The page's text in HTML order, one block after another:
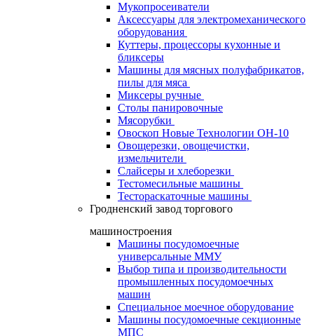
Мукопросеиватели
Аксессуары для электромеханического
оборудования
Куттеры, процессоры кухонные и
бликсеры
Машины для мясных полуфабрикатов,
пилы для мяса
Миксеры ручные
Столы панировочные
Мясорубки
Овоскоп Новые Технологии ОН-10
Овощерезки, овощечистки,
измельчители
Слайсеры и хлеборезки
Тестомесильные машины
Тестораскаточные машины
Гродненский завод торгового
машиностроения
Машины посудомоечные
универсальные ММУ
Выбор типа и производительности
промышленных посудомоечных
машин
Специальное моечное оборудование
Машины посудомоечные секционные
МПС